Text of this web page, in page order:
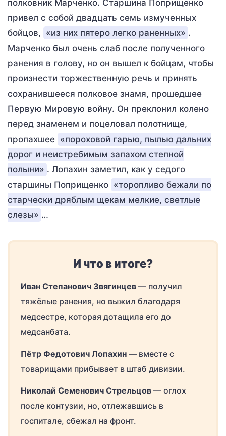
полковник Марченко. Старшина Поприщенко
привел с собой двадцать семь измученных
бойцов, «из них пятеро легко раненных» .
Марченко был очень слаб после полученного
ранения в голову, но он вышел к бойцам, чтобы
произнести торжественную речь и принять
сохранившееся полковое знамя, прошедшее
Первую Мировую войну. Он преклонил колено
перед знаменем и поцеловал полотнище,
пропахшее «пороховой гарью, пылью дальних
дорог и неистребимым запахом степной
полыни» . Лопахин заметил, как у седого
старшины Поприщенко «торопливо бежали по
старчески дряблым щекам мелкие, светлые
слезы» …
И что в итоге?
Иван Степанович Звягинцев — получил
тяжёлые ранения, но выжил благодаря
медсестре, которая дотащила его до
медсанбата.
Пётр Федотович Лопахин — вместе с
товарищами прибывает в штаб дивизии.
Николай Семенович Стрельцов — оглох
после контузии, но, отлежавшись в
госпитале, сбежал на фронт.